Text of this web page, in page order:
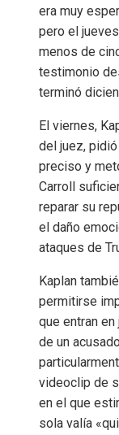
era muy
pero el
menos de
testimonio
terminó
El viernes,
del juez,
preciso y
Carroll
reparar su
el daño
ataques de
Kaplan
permitirse
que entran
de un
videoclip de
en el que
sola valía